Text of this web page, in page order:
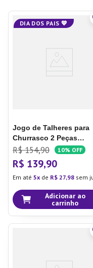
DIA DOS PAIS 💙
Jogo de Talheres para
Churrasco 2 Peças
Polywood - Tramontina
R$ 154,90 10% OFF
R$ 139,90
Em até 5 de R$ 27,98 sem
Adicionar ao
carrinho
5º
Prato
6º
Copo
Aparelho Jantar
Xicara